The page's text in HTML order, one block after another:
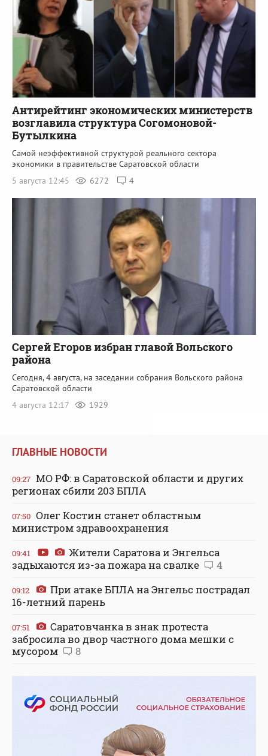
Антирейтинг экономических министерств
возглавила структура Согомоновой-
Бутылкина
Самой неэффективной структурой реального сектора
экономики в правительстве Саратовской области
5 августа 12:45
6272 4
Сергей Егоров избран главой Вольского
района
Сегодня, 4 августа, на заседании собрания Вольского района
Саратовской области
4 августа 12:17
1929
ГЛАВНЫЕ НОВОСТИ
09:27 МО РФ: в Саратовской области и других
регионах сбили 203 БПЛА
07:50 Олег Костин станет областным
министром здравоохранения
09:41
Жители Саратова и Энгельса
задыхаются из-за пожара на свалке
4
09:12
При атаке БПЛА на Энгельс пострадал
16-летний парень
07:51
Саратовчанка в знак протеста
забросила во двор частного дома мешки с
мусором
8